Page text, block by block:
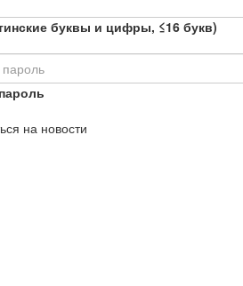
буквы и цифры, ≤16 букв)
на новости